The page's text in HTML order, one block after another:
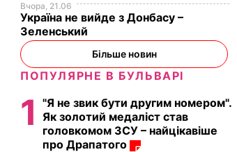
Вчора, 21.06
Україна не вийде з Донбасу –
Зеленський
Більше новин
ПОПУЛЯРНЕ В БУЛЬВАРІ
1
"Я не звик бути другим номером".
Як золотий медаліст став
головкомом ЗСУ – найцікавіше
про Драпатого